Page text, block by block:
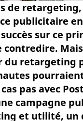
de
publicitaire en
sur ce
contredire.
du retargeting
pas avec
campagne
et utilité, un